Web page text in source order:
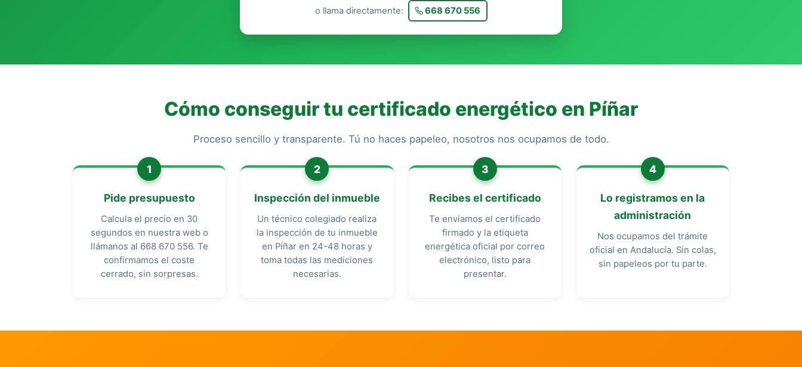
o llama directamente: 668 670 556
Cómo conseguir tu certificado energético en Píñar
Proceso sencillo y transparente. Tú no haces papeleo, nosotros nos ocupamos de todo.
1
Pide presupuesto
Calcula el precio en 30
segundos en nuestra web o
llámanos al 668 670 556. Te
confirmamos el coste
cerrado, sin sorpresas.
2
Inspección del inmueble
Un técnico colegiado realiza
la inspección de tu inmueble
en Píñar en 24-48 horas y
toma todas las mediciones
necesarias.
3
Recibes el certificado
Te enviamos el certificado
firmado y la etiqueta
energética oficial por correo
electrónico, listo para
presentar.
4
Lo registramos en la
administración
Nos ocupamos del trámite
oficial en Andalucía. Sin colas,
sin papeleos por tu parte.